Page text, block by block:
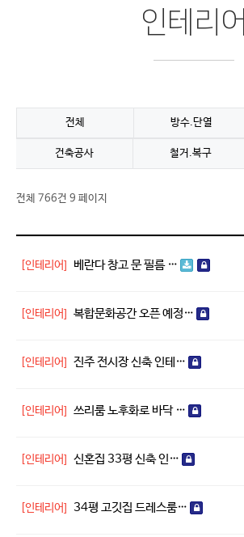
인테리어
전체 방수.단열
건축공사 철거.복구
전체 766건 9 페이지
[인테리어] 베란다 창고 문 필름 …
[인테리어] 복합문화공간 오픈 예정…
[인테리어] 진주 전시장 신축 인테…
[인테리어] 쓰리룸 노후화로 바닥 …
[인테리어] 신혼집 33평 신축 인…
[인테리어] 34평 고깃집 드레스룸…